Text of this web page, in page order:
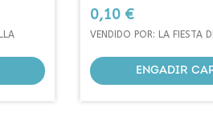
Prezo
0,10 €
VENDIDO POR: LA FIESTA
ENGADIR